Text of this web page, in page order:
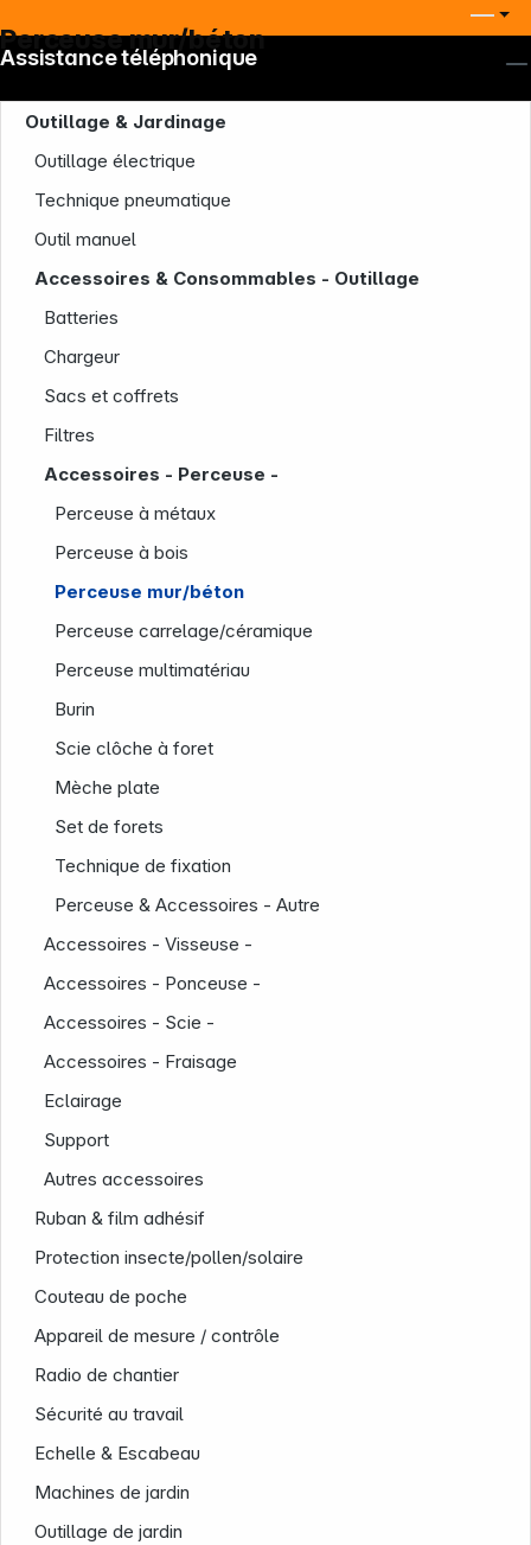
Perceuse mur/béton
Outillage & Jardinage
Outillage électrique
Technique pneumatique
Outil manuel
Accessoires & Consommables - Outillage
Batteries
Chargeur
Sacs et coffrets
Filtres
Accessoires - Perceuse -
Perceuse à métaux
Perceuse à bois
Perceuse mur/béton
Perceuse carrelage/céramique
Perceuse multimatériau
Burin
Scie clôche à foret
Mèche plate
Set de forets
Technique de fixation
Perceuse & Accessoires - Autre
Accessoires - Visseuse -
Accessoires - Ponceuse -
Accessoires - Scie -
Accessoires - Fraisage
Eclairage
Support
Autres accessoires
Ruban & film adhésif
Protection insecte/pollen/solaire
Couteau de poche
Appareil de mesure / contrôle
Radio de chantier
Sécurité au travail
Echelle & Escabeau
Machines de jardin
Outillage de jardin
Assistance téléphonique
Société